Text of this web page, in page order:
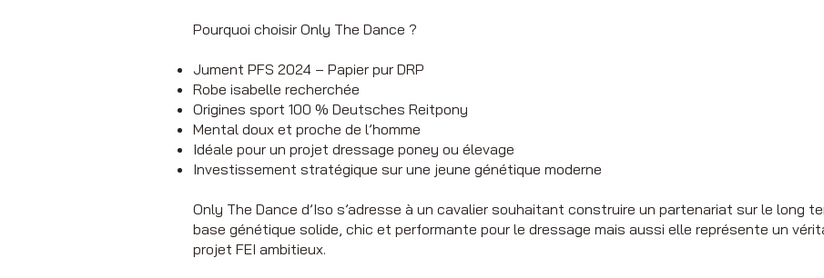
Pourquoi choisir Only The Dance ?
Jument PFS 2024 – Papier pur DRP
Robe isabelle recherchée
Origines sport 100 % Deutsches Reitpony
Mental doux et proche de l’homme
Idéale pour un projet dressage poney ou élevage
Investissement stratégique sur une jeune génétique moderne
Only The Dance d’Iso s’adresse à un cavalier souhaitant construire un partenariat sur le long
base génétique solide, chic et performante pour le dressage mais aussi elle représente un
projet FEI ambitieux.